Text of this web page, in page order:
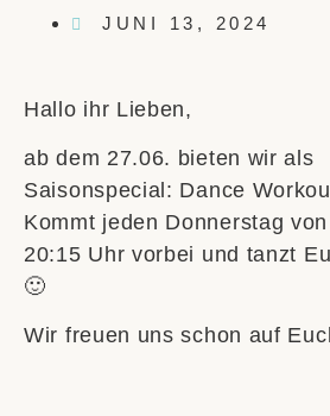
JUNI 13, 2024
Hallo ihr Lieben,
ab dem 27.06. bieten wir als
Saisonspecial: Dance
Kommt jeden Donnerstag
20:15 Uhr vorbei und tanzt
🙂
Wir freuen uns schon auf